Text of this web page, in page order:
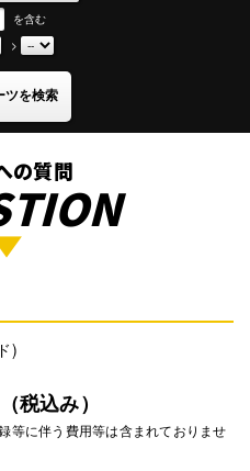
を含む
>
ツを検索
の質問
)
税込み）
等に伴う費用等は含まれておりませ